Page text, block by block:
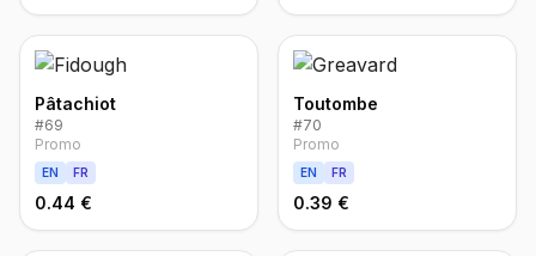
Pâtachiot
#69
Promo
EN FR
0.44 €
Toutombe
#70
Promo
EN FR
0.39 €